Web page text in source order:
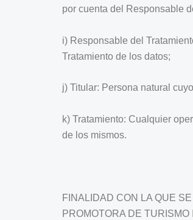
por cuenta del Responsable
i) Responsable del
Tratamiento de los datos;
j) Titular: Persona natural
k) Tratamiento: Cualquier
de los mismos.
FINALIDAD CON LA QUE
PROMOTORA DE